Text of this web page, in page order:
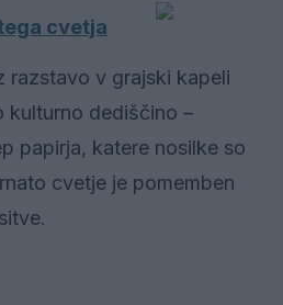
cvetja
razstavo v grajski kapeli
kulturno dediščino –
papirja, katere nosilke so
cvetje je pomemben